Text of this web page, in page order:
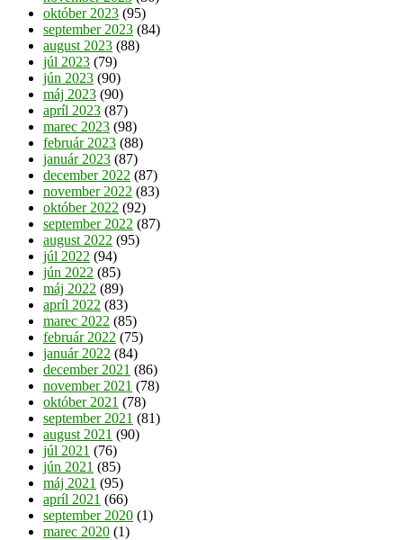
október 2023 (95)
september 2023 (84)
august 2023 (88)
júl 2023 (79)
jún 2023 (90)
máj 2023 (90)
apríl 2023 (87)
marec 2023 (98)
február 2023 (88)
január 2023 (87)
december 2022 (87)
november 2022 (83)
október 2022 (92)
september 2022 (87)
august 2022 (95)
júl 2022 (94)
jún 2022 (85)
máj 2022 (89)
apríl 2022 (83)
marec 2022 (85)
február 2022 (75)
január 2022 (84)
december 2021 (86)
november 2021 (78)
október 2021 (78)
september 2021 (81)
august 2021 (90)
júl 2021 (76)
jún 2021 (85)
máj 2021 (95)
apríl 2021 (66)
september 2020 (1)
marec 2020 (1)